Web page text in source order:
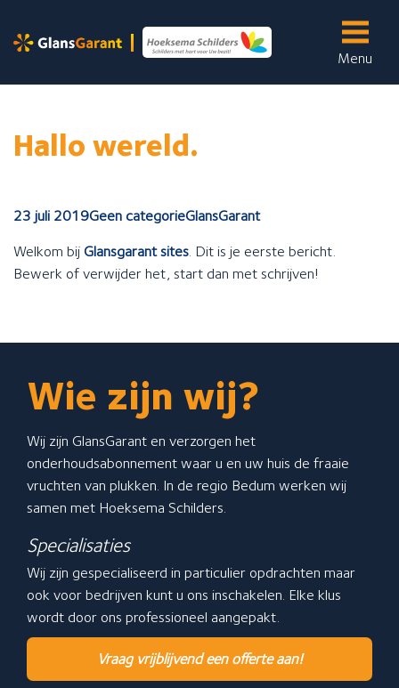
to
Menu
Wij bieden de volgende services aan:
Buitenschilderwerk
Kleine reparaties
Wandafwerking
Over GlansGarant
Een offerte aanvragen
Over Hoeksema schilders
Onze contactgegevens
Verbindingsweg 32a
9781 DA Bedum
Stuur een bericht
Hallo wereld.
23 juli 2019Geen categorieGlansGarant
Welkom bij Glansgarant sites. Dit is je eerste bericht.
Bewerk of verwijder het, start dan met schrijven!
Wie zijn wij?
Wij zijn GlansGarant en verzorgen het
onderhoudsabonnement waar u en uw huis de fraaie
vruchten van plukken. In de regio Bedum werken wij
samen met Hoeksema Schilders.
Specialisaties
Wij zijn gespecialiseerd in particulier opdrachten maar
ook voor bedrijven kunt u ons inschakelen. Elke klus
wordt door ons professioneel aangepakt.
Vraag vrijblijvend een offerte aan!